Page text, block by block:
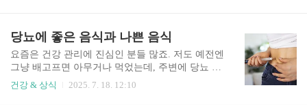
리기 쉬운 흉통, 근육통, 소화불량까지 다 포함해서
정리해볼 거니까요..
져서 결국 병원에 다녀왔어요. 진단명은 바로 역류
성식도염이었어요. 위염에 좋은 음식 (2025 최신정
리)속이 불편하고 더부룩하다면 음식부터 점검해
야 합니다2025년 현재 위염 환자의 수는 꾸준히 증
가하고 있습니다. 현대인들은 바쁜 일상 속에서 아
당뇨에 좋은 음식과 나쁜 음식
요즘은 건강 관리에 진심인 분들 많죠. 저도 예전엔
그냥 배고프면 아무거나 먹었는데, 주변에 당뇨 진
단받은 친구 생기고 나서부터 식습관에 신경을 더
건강 & 상식 2025. 7. 18. 12:10